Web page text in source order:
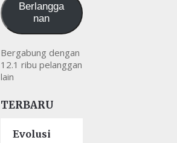
Berlangga
nan
Bergabung dengan
12.1 ribu pelanggan
lain
TERBARU
Evolusi